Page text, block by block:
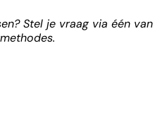
Stel je vraag via één van